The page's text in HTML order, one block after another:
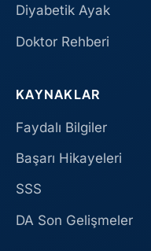
Diyabetik Ayak
Doktor Rehberi
KAYNAKLAR
Faydalı Bilgiler
Başarı Hikayeleri
SSS
DA Son Gelişmeler